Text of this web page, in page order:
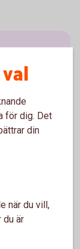
din
och
kvar till
ta ut din
ta ut din
för dig. Det
din
när du vill,
du är